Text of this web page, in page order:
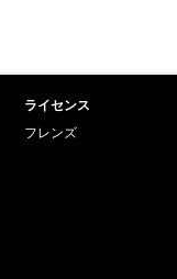
ライセンス
フレンズ